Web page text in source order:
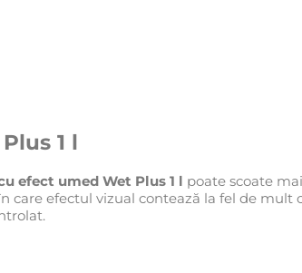
1 l
efect umed Wet Plus 1 l poate scoate
efectul vizual contează la fel de mult